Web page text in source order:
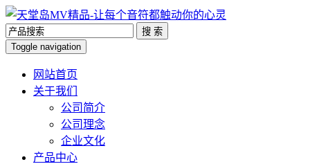
搜 索
Toggle navigation
网站首页
关于我们
公司简介
公司理念
企业文化
产品中心